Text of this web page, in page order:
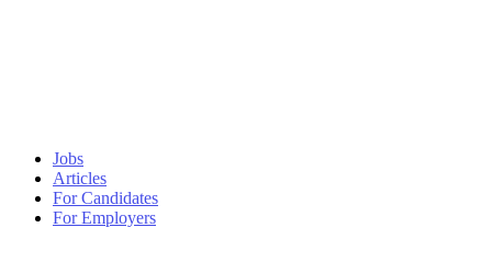
Jobs
Articles
For Candidates
For Employers